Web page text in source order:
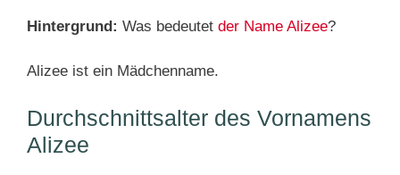
Hintergrund: Was bedeutet der Name Alizee?
Alizee ist ein Mädchenname.
Durchschnittsalter des Vornamens
Alizee